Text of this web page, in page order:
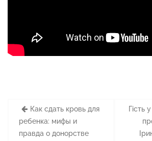
Навігація
записів
Как сдать кровь для
ребенка: мифы и
правда о донорстве
Гість